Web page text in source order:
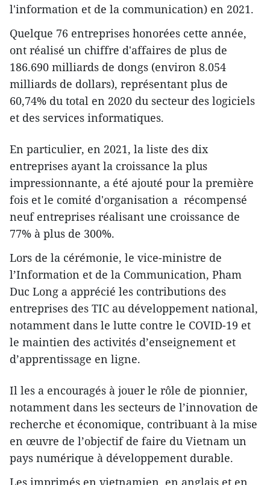
l'information et de la communication) en 2021.
Quelque 76 entreprises honorées cette année,
ont réalisé un chiffre d'affaires de plus de
186.690 milliards de dongs (environ 8.054
milliards de dollars), représentant plus de
60,74% du total en 2020 du secteur des logiciels
et des services informatiques.
En particulier, en 2021, la liste des dix
entreprises ayant la croissance la plus
impressionnante, a été ajouté pour la première
fois et le comité d'organisation a récompensé
neuf entreprises réalisant une croissance de
77% à plus de 300%.
Lors de la cérémonie, le vice-ministre de
l’Information et de la Communication, Pham
Duc Long a apprécié les contributions des
entreprises des TIC au développement national,
notamment dans le lutte contre le COVID-19 et
le maintien des activités d’enseignement et
d’apprentissage en ligne.
Il les a encouragés à jouer le rôle de pionnier,
notamment dans les secteurs de l’innovation de
recherche et économique, contribuant à la mise
en œuvre de l’objectif de faire du Vietnam un
pays numérique à développement durable.
Les imprimés en vietnamien, en anglais et en